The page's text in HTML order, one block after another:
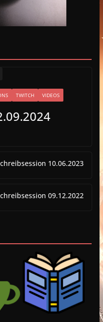
TWITCH VIDEOS
10.06.2023
09.12.2022